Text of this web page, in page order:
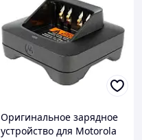
Оригинальное зарядное
устройство для Motorola